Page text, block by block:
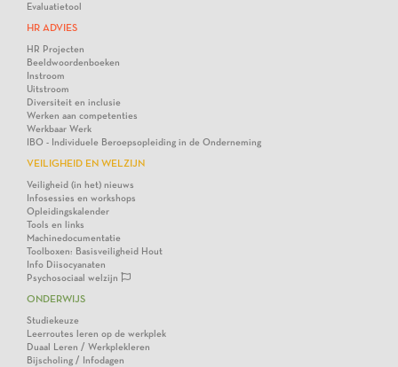
Evaluatietool
HR ADVIES
HR Projecten
Beeldwoordenboeken
Instroom
Uitstroom
Diversiteit en inclusie
Werken aan competenties
Werkbaar Werk
IBO - Individuele Beroepsopleiding in de Onderneming
VEILIGHEID EN WELZIJN
Veiligheid (in het) nieuws
Infosessies en workshops
Opleidingskalender
Tools en links
Machinedocumentatie
Toolboxen: Basisveiligheid Hout
Info Diisocyanaten
Psychosociaal welzijn
ONDERWIJS
Studiekeuze
Leerroutes leren op de werkplek
Duaal Leren / Werkplekleren
Bijscholing / Infodagen